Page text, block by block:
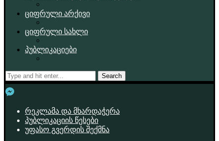
ციფრული არქივი
ციფრული სახლი
პუბლიკაციები
Search
რეკლამა და მხარდაჭერა
პუბლიკაციის წესები
უფასო გვერდის შექმნა